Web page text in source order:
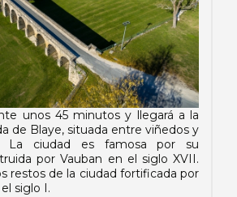
unos 45 minutos y llegará a la
de Blaye, situada entre viñedos y
La ciudad es famosa por su
por Vauban en el siglo XVII.
restos de la ciudad fortificada por
siglo I.